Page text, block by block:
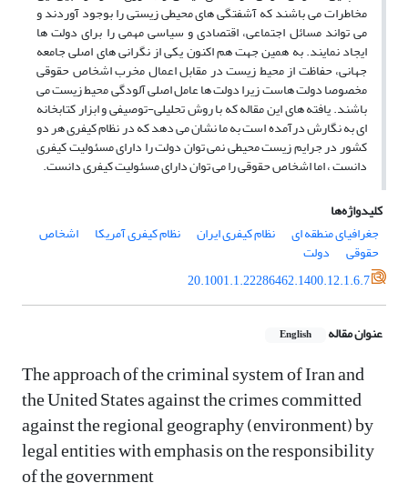
مخاطرات می باشند که آشفتگی های محیطی زیستی را بوجود آوردند و
می تواند مسائل اجتماعی، اقتصادی و سیاسی مهمی را برای دولت ها
ایجاد نمایند. به همین جهت هم اکنون یکی از نگرانی های اصلی جامعه
جهانی، حفاظت از محیط زیست در مقابل اعمال مخرب اشخاص حقوقی
مخصوصا دولت هاست زیرا دولت ها عامل اصلی آلودگی محیط زیست می
باشند. یافته های این مقاله که با روش تحلیلی-توصیفی و ابزار کتابخانه
ای به نگارش درآمده است به ما نشان می دهد که در نظام کیفری هر دو
کشور در جرایم زیست محیطی نمی توان دولت را دارای مسئولیت کیفری
دانست ، اما اشخاص حقوقی را می توان دارای مسئولیت کیفری دانست.
کلیدواژه‌ها
جغرافیای منطقه ای
نظام کیفری ایران نظام کیفری آمریکا اشخاص
حقوقی
دولت
20.1001.1.22286462.1400.12.1.6.7
عنوان مقاله English
The approach of the criminal system of Iran and
the United States against the crimes committed
against the regional geography (environment) by
legal entities with emphasis on the responsibility